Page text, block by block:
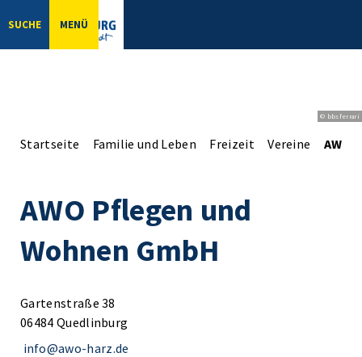
SUCHE MENÜ
© bbsferrari
Startseite Familie und Leben Freizeit Vereine AWO
AWO Pflegen und
Wohnen GmbH
Gartenstraße 38
06484 Quedlinburg
info@awo-harz.de